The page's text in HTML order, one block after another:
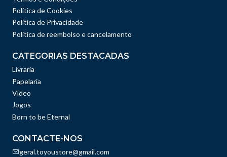
Política de Cookies
Política de Privacidade
Politica de reembolso e cancelamento
CATEGORIAS DESTACADAS
Livraria
Papelaria
Vídeo
Jogos
Born to be Eternal
CONTACTE-NOS
geral.toyoustore@gmail.com